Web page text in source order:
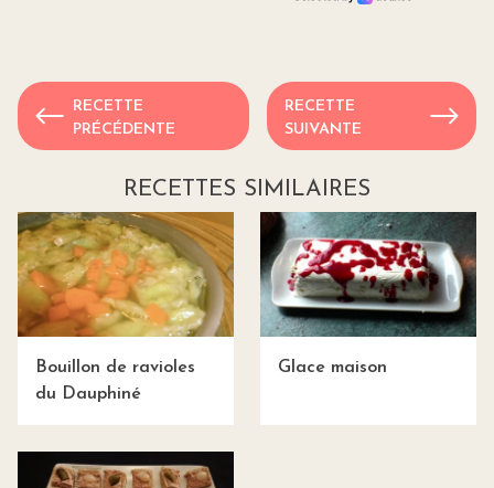
RECETTE
PRÉCÉDENTE
RECETTE
SUIVANTE
RECETTES SIMILAIRES
Bouillon de ravioles
du Dauphiné
Glace maison